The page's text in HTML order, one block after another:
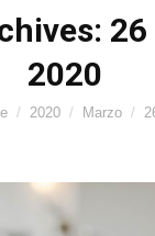
2020
2020 Marzo